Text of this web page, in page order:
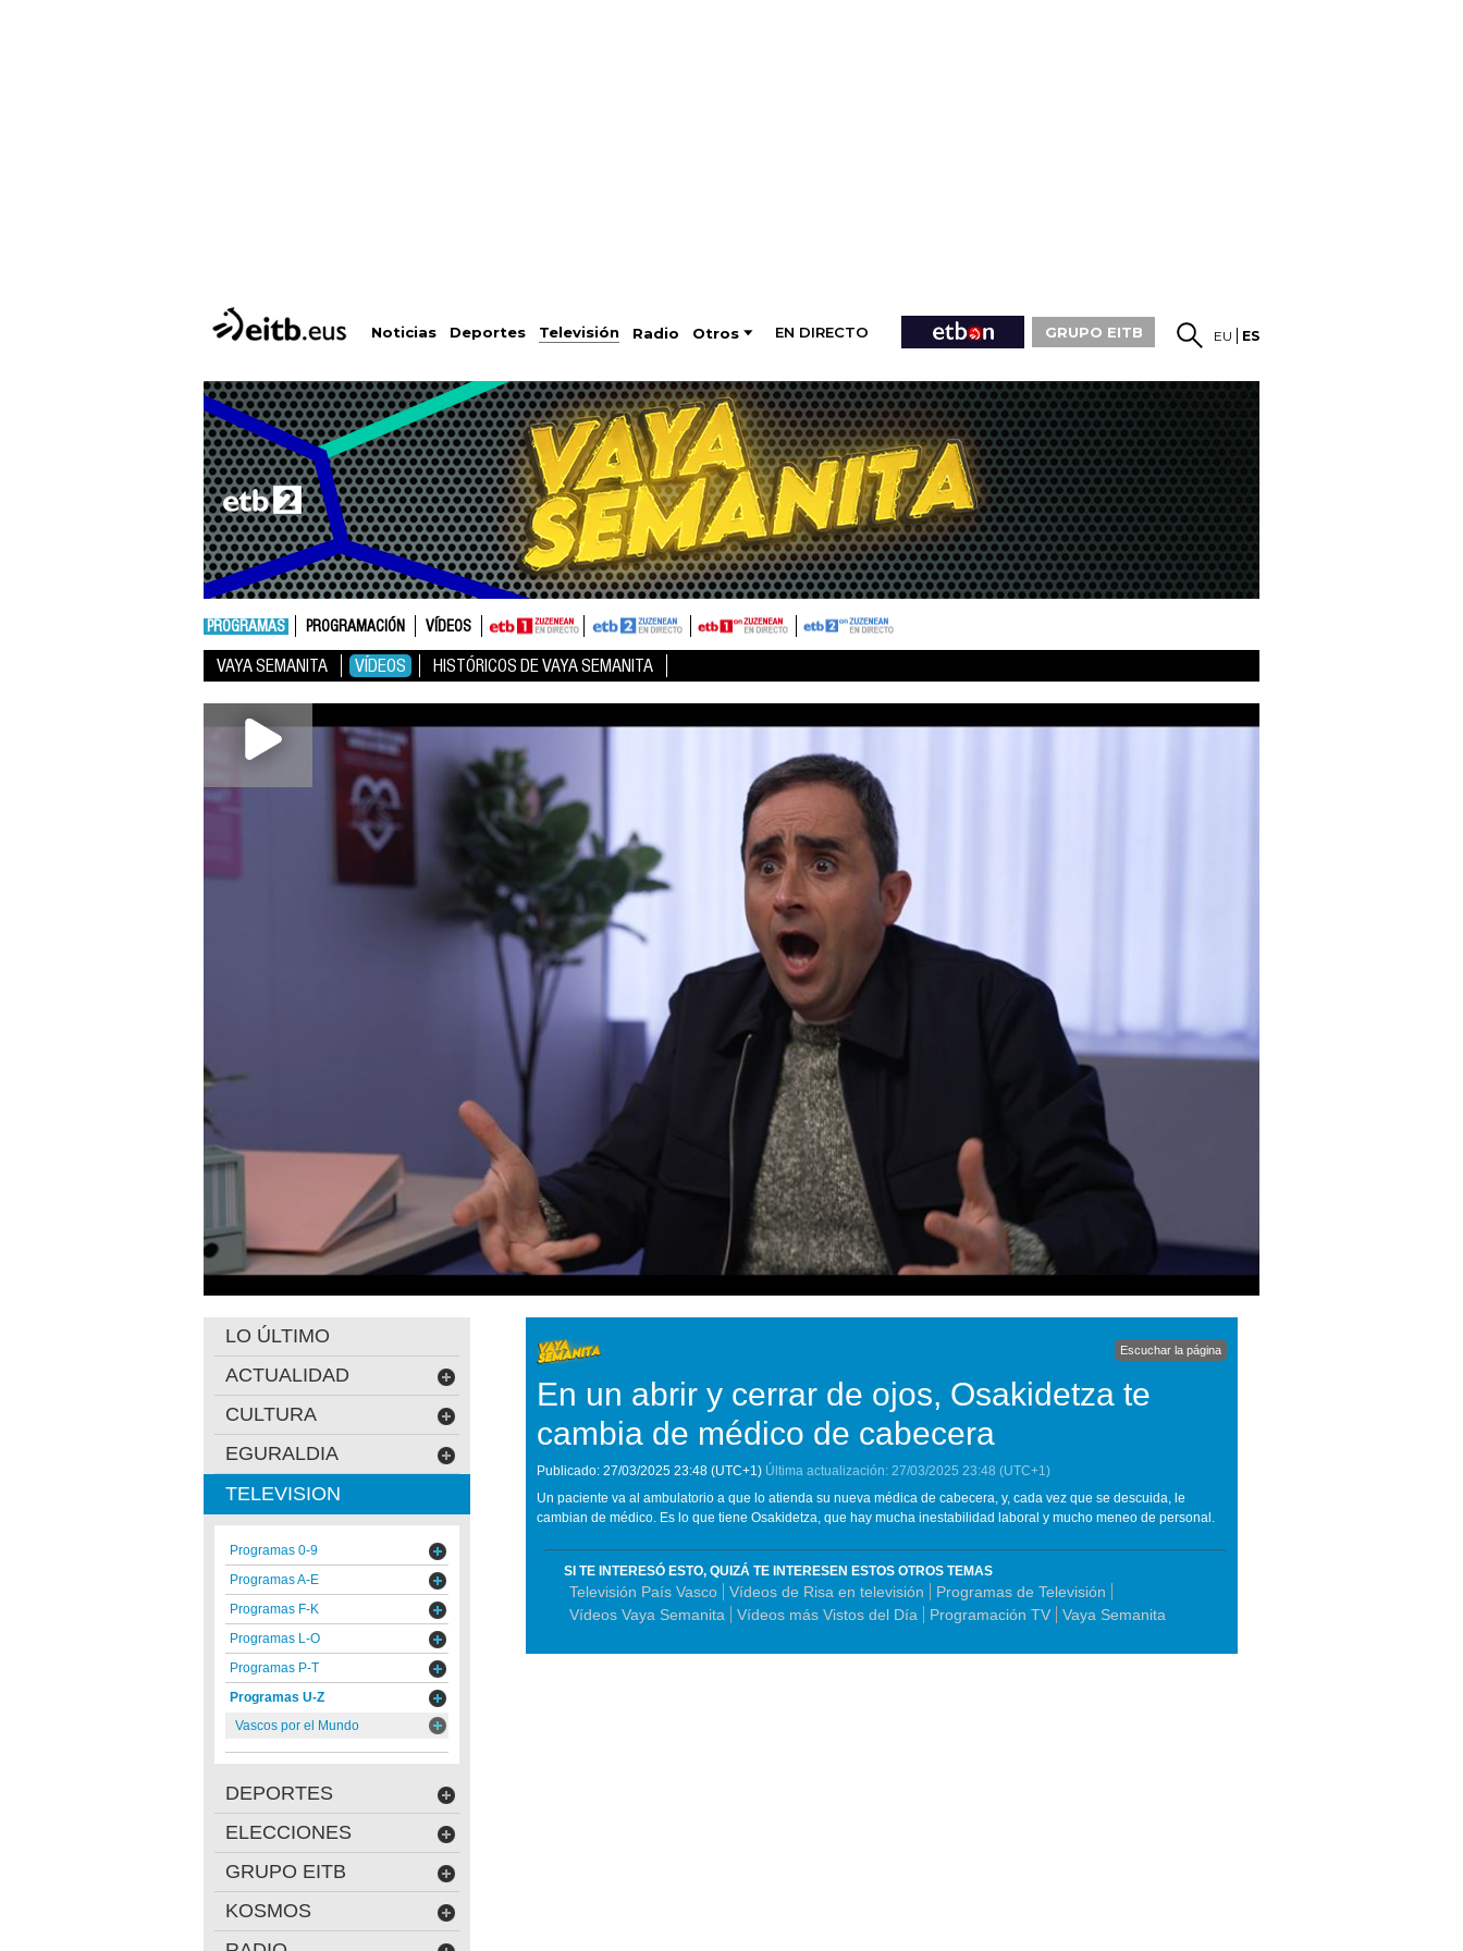
Noticias Deportes Televisión Radio Otros EN DIRECTO GRUPO EITB EU ES
PROGRAMAS PROGRAMACIÓN VÍDEOS
VAYA SEMANITA VÍDEOS HISTÓRICOS DE VAYA SEMANITA
Escuchar la página
En un abrir y cerrar de ojos, Osakidetza te
cambia de médico de cabecera
Publicado: 27/03/2025 23:48 (UTC+1) Última actualización: 27/03/2025 23:48 (UTC+1)
Un paciente va al ambulatorio a que lo atienda su nueva médica de cabecera, y, cada vez que se descuida, le
cambian de médico. Es lo que tiene Osakidetza, que hay mucha inestabilidad laboral y mucho meneo de personal.
SI TE INTERESÓ ESTO, QUIZÁ TE INTERESEN ESTOS OTROS TEMAS
Televisión País Vasco Vídeos de Risa en televisión
Programas de Televisión
Vídeos Vaya Semanita
Vídeos más Vistos del Día Programación TV Vaya Semanita
LO ÚLTIMO
ACTUALIDAD
CULTURA
EGURALDIA
TELEVISION
Programas 0-9
Programas A-E
Programas F-K
Programas L-O
Programas P-T
Programas U-Z
Vascos por el Mundo
DEPORTES
ELECCIONES
GRUPO EITB
KOSMOS